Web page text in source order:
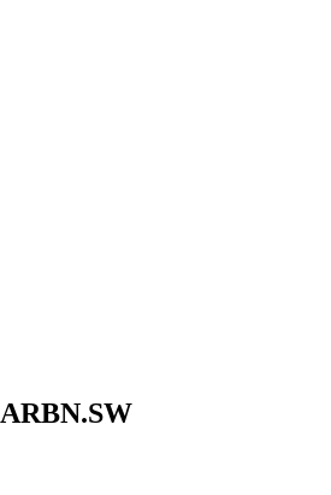
ARBN.SW